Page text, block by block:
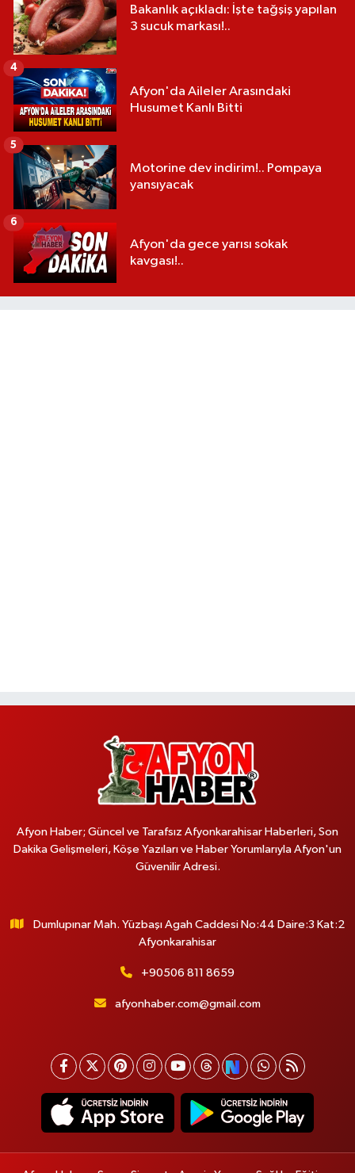
Bakanlık açıkladı: İşte tağşiş yapılan
3 sucuk markası!..
Afyon'da Aileler Arasındaki
Husumet Kanlı Bitti
4
Motorine dev indirim!.. Pompaya
yansıyacak
5
Afyon'da gece yarısı sokak
kavgası!..
6
Afyon Haber; Güncel ve Tarafsız Afyonkarahisar Haberleri, Son
Dakika Gelişmeleri, Köşe Yazıları ve Haber Yorumlarıyla Afyon'un
Güvenilir Adresi.
Dumlupınar Mah. Yüzbaşı Agah Caddesi No:44 Daire:3 Kat:2
Afyonkarahisar
+90506 811 8659
afyonhaber.com@gmail.com